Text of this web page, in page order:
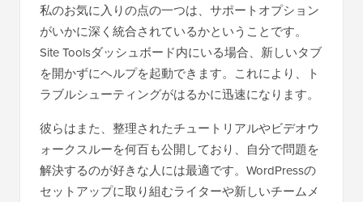
私のお気に入りの点の一つは、サポートオプション
がいかに深く統合されているかということです。
Site Toolsダッシュボード内にいる場合、新しいタブ
を開かずにヘルプを起動できます。これにより、ト
ラブルシューティングがはるかに迅速になります。
彼らはまた、整理されたチュートリアルやビデオウ
ォークスルーを何百も公開しており、自分で問題を
解決するのが好きな人には最適です。WordPressの
セットアップに取り組むライターや新しいチームメ